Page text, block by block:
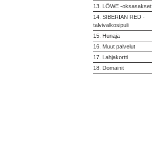
13. LÖWE -oksasakset
14. SIBERIAN RED -
talvivalkosipuli
15. Hunaja
16. Muut palvelut
17. Lahjakortti
18. Domainit